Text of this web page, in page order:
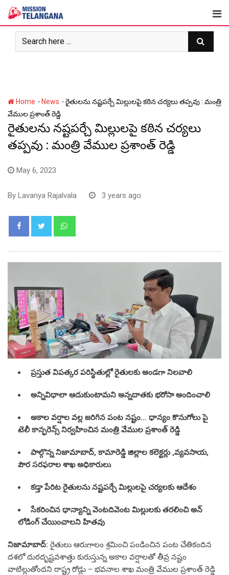
Skip
content
Home - News -రైతులను నష్టపర్చే మిల్లులపై కఠిన చర్యలు తప్పవు : మంత్రి
వేముల ప్రశాంత్ రెడ్డి
రైతులను నష్టపర్చే మిల్లులపై కఠిన చర్యలు
తప్పవు : మంత్రి వేముల ప్రశాంత్ రెడ్డి
May 6, 2023
By Lavanya Rajalvala 3 years ago
ప్రస్తుత విపత్కర పరిస్థితుల్లో రైతులకు అండగా నిలవాలి
అన్నివిధాలా ఆదుకుంటామని అన్నదాతకు భరోసా అందించాలి
అకాల వర్షాల వల్ల జరిగిన పంట నష్టం… ధాన్యం కొనుగోలు పై
టెలీ కాన్ఫరెన్స్ నిర్వహించిన మంత్రి వేముల ప్రశాంత్ రెడ్డి
పాల్గొన్న నిజామాబాద్, కామారెడ్డి జిల్లాల కలెక్టర్లు ,వ్యవసాయ,
పౌర సరఫరాల శాఖ అధికారులు
కడ్తా పేరిట రైతులను నష్టపర్చే మిల్లులపై చర్యలకు ఆదేశం
సేకరించిన ధాన్యాన్ని వెంటదివెంట మిల్లులకు తరలించి అన్
లోడింగ్ చేయించాలని హితవు
నిజామాబాద్: రైతులు ఆరుగాలం శ్రమించి పండించిన పంట చేతికందిన
దశలో దురదృష్టవశాత్తు కురుస్తున్న అకాల వర్షాలతో తీవ్ర నష్టం
వాటిల్లుతోందని రాష్ట్ర రోడ్లు – భవనాల శాఖ మంత్రి వేముల ప్రశాంత్ రెడ్డి